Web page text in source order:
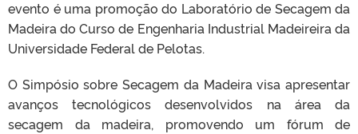
evento é uma promoção do Laboratório de Secagem da
Madeira do Curso de Engenharia Industrial Madeireira da
Universidade Federal de Pelotas.
O Simpósio sobre Secagem da Madeira visa apresentar
avanços tecnológicos desenvolvidos na área da
secagem da madeira, promovendo um fórum de